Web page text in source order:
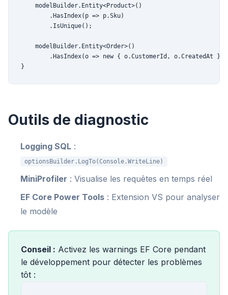
    modelBuilder.Entity<Product>()
        .HasIndex(p => p.Sku)
        .IsUnique();
    modelBuilder.Entity<Order>()
        .HasIndex(o => new { o.CustomerId, o.CreatedAt });
}
Outils de diagnostic
Logging SQL :
optionsBuilder.LogTo(Console.WriteLine)
MiniProfiler : Visualise les requêtes en temps réel
EF Core Power Tools : Extension VS pour analyser
le modèle
Conseil : Activez les warnings EF Core pendant
le développement pour détecter les problèmes
tôt :